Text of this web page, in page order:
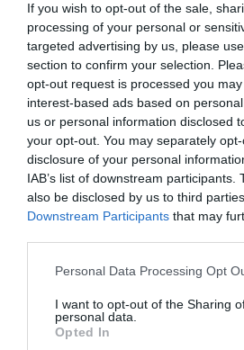
If you wish to opt-out of the sale,
processing of your personal or
targeted advertising by us, please
section to confirm your selection.
opt-out request is processed you
interest-based ads based on
us or personal information disclosed
your opt-out. You may separately
disclosure of your personal
IAB’s list of downstream participants.
also be disclosed by us to third
Downstream Participants that may
Personal Data Processing Opt
I want to opt-out of the Sharing
personal data.
Opted In
συνεργασίες με σημαντικές
(Συμφωνική της Ραδιοφωνίας
Φιλαρμονική της Στοκχόλμης,
Λονδίνου κ.ά.), των ΗΠΑ και του
πραγματοποιήσει συναυλίες υπό
περιζήτητων μαέστρων, όπως οι
Mark Elder, Gustavo Dudamel,
Nagano, Marek Janowski, Vasily
Jurowski και Robert Trevino.
Η Yulianna Avdeeva άρχισε να
ετών στη Μουσική Σχολή
Παιδιών στη Μόσχα με την Elena
Konstantin Scherbakov, ενώ
καθοδήγηση από τους Dmitri